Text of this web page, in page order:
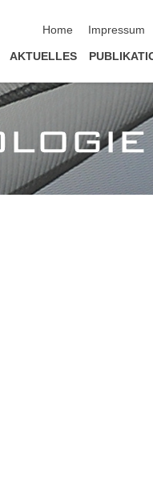
Home
Impressum
AKTUELLES